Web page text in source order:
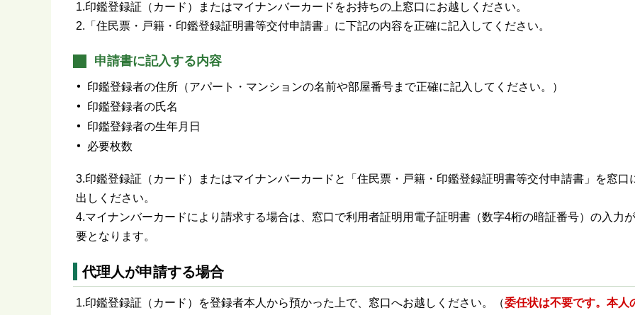
1.印鑑登録証（カード）またはマイナンバーカードをお持ちの上窓口にお越しください。
2.「住民票・戸籍・印鑑登録証明書等交付申請書」に下記の内容を正確に記入してください。
申請書に記入する内容
印鑑登録者の住所（アパート・マンションの名前や部屋番号まで正確に記入してください。）
印鑑登録者の氏名
印鑑登録者の生年月日
必要枚数
3.印鑑登録証（カード）またはマイナンバーカードと「住民票・戸籍・印鑑登録証明書等交付申請書」を窓口
出しください。
4.マイナンバーカードにより請求する場合は、窓口で利用者証明用電子証明書（数字4桁の暗証番号）の入力
要となります。
代理人が申請する場合
1.印鑑登録証（カード）を登録者本人から預かった上で、窓口へお越しください。（委任状は不要です。本人